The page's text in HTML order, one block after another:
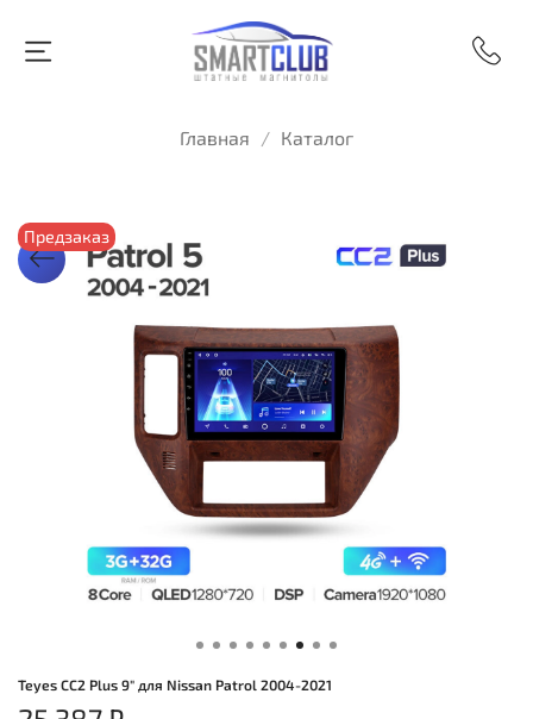
Главная Каталог
Предзаказ
Teyes CC2 Plus 9" для Nissan Patrol 2004-2021